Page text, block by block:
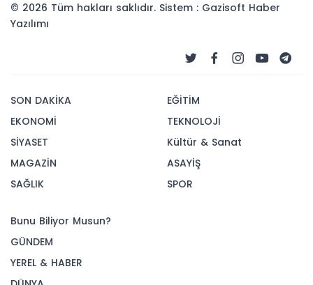
© 2026 Tüm hakları saklıdır. Sistem : Gazisoft Haber
Yazılımı
SON DAKİKA
EKONOMİ
SİYASET
MAGAZİN
SAĞLIK
EĞİTİM
TEKNOLOJİ
Kültür & Sanat
ASAYİŞ
SPOR
Bunu Biliyor Musun?
GÜNDEM
YEREL & HABER